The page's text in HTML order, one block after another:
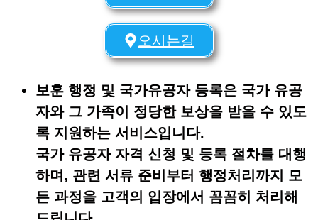
오시는길
보훈 행정 및 국가유공자 등록은 국가 유공
자와 그 가족이 정당한 보상을 받을 수 있도
록 지원하는 서비스입니다.
국가 유공자 자격 신청 및 등록 절차를 대행
하며, 관련 서류 준비부터 행정처리까지 모
든 과정을 고객의 입장에서 꼼꼼히 처리해